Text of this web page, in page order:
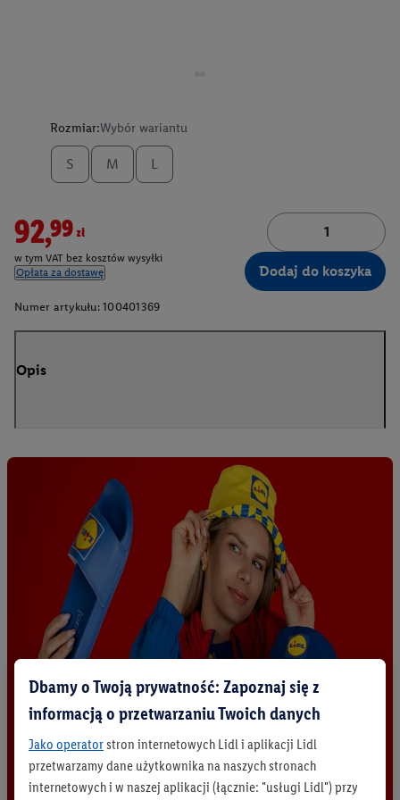
Rozmiar:Wybór wariantu
S M L
92,99zł
w tym VAT bez kosztów wysyłki
Opłata za dostawę
Dodaj do koszyka
Numer artykułu: 100401369
Opis
Dbamy o Twoją prywatność: Zapoznaj się z
informacją o przetwarzaniu Twoich danych
Jako operatorstron internetowych Lidl i aplikacji Lidl
przetwarzamy dane użytkownika na naszych stronach
internetowych i w naszej aplikacji (łącznie: "usługi Lidl") przy